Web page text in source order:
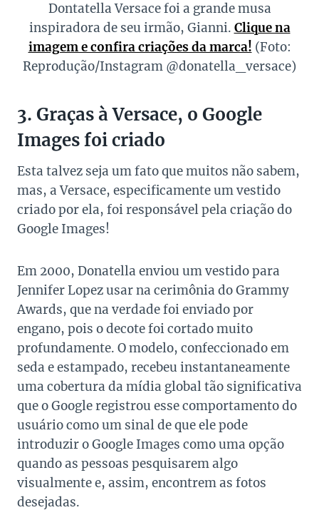
Dontatella Versace foi a grande musa
inspiradora de seu irmão, Gianni. Clique na
imagem e confira criações da marca! (Foto:
Reprodução/Instagram @donatella_versace)
3. Graças à Versace, o Google
Images foi criado
Esta talvez seja um fato que muitos não sabem,
mas, a Versace, especificamente um vestido
criado por ela, foi responsável pela criação do
Google Images!
Em 2000, Donatella enviou um vestido para
Jennifer Lopez usar na cerimônia do Grammy
Awards, que na verdade foi enviado por
engano, pois o decote foi cortado muito
profundamente. O modelo, confeccionado em
seda e estampado, recebeu instantaneamente
uma cobertura da mídia global tão significativa
que o Google registrou esse comportamento do
usuário como um sinal de que ele pode
introduzir o Google Images como uma opção
quando as pessoas pesquisarem algo
visualmente e, assim, encontrem as fotos
desejadas.